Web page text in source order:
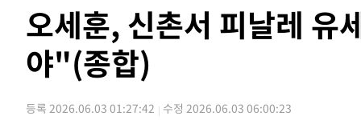
송"
-13479초 전 >'최고 37도' 폭염 지속…강원동해안 최대 150㎜ 비
-6605초 전 >[속보]뉴욕증시 상승 마감…S&P 0.6% 나스닥 1.3%↑
오세훈, 신촌서 피날레
야"(종합)
등록 2026.06.03 01:27:42 수정 2026.06.03 06:00:23